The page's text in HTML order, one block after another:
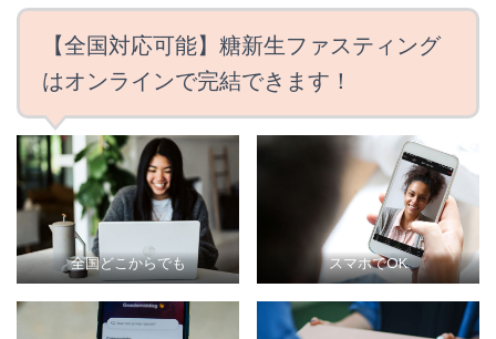
【全国対応可能】糖新生ファスティング
はオンラインで完結できます！
全国どこからでも スマホでOK